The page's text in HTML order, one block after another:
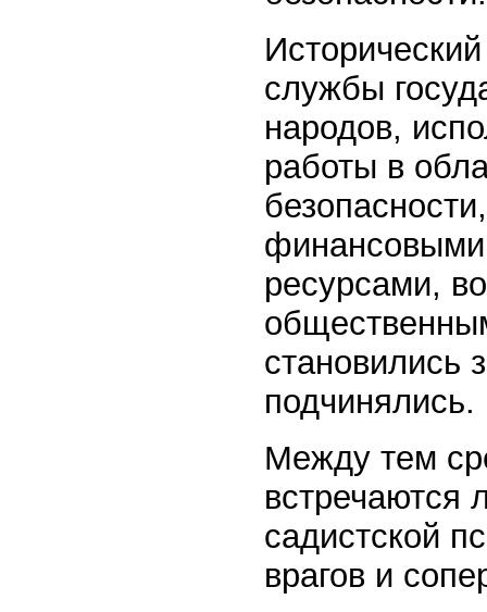
службы
народов,
работы в
ресурсами,
становились
подчинялись.
Между тем
встречаются
садистской
врагов и